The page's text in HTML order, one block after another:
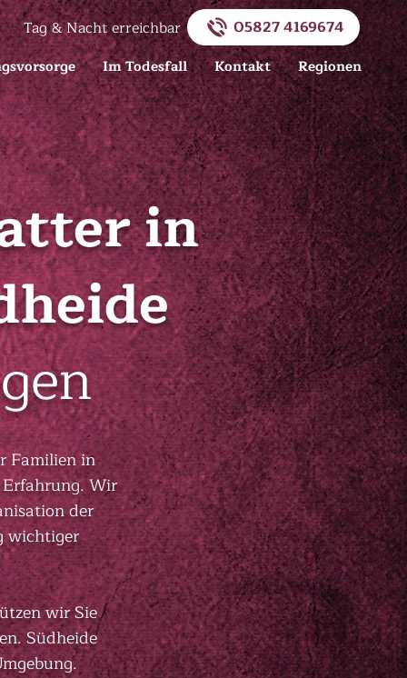
Tag & Nacht erreichbar 05827 4169674
Im Todesfall Kontakt Regionen
in
Familien in
Wir
der
wichtiger
wir Sie
Südheide